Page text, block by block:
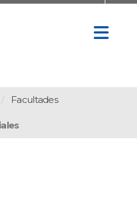
Facultades